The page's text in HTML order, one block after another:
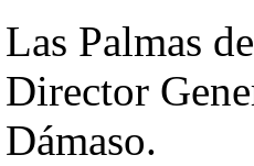
Las Palmas
Director
Dámaso.